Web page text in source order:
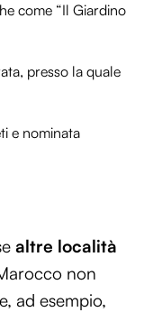
come “Il Giardino
presso la quale
e nominata
altre località
non
ad esempio,